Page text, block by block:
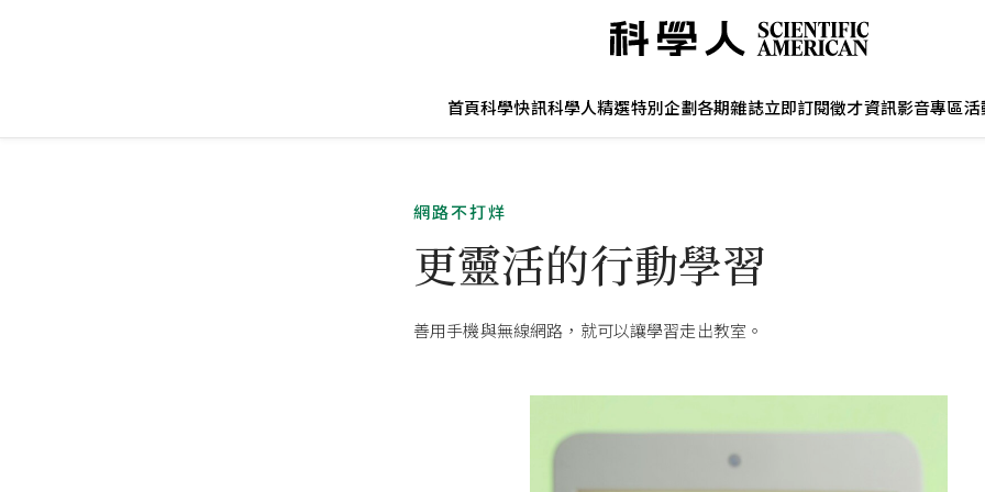
首頁科學快訊科學人精選特別企劃各期雜誌立即訂閱徵才資訊影音專區活
網路不打烊
更靈活的行動學習
善用手機與無線網路，就可以讓學習走出教室。